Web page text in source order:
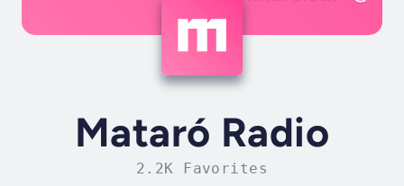
Mataró Radio
2.2K Favorites